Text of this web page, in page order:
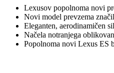
Lexusov popolnoma novi
Novi model prevzema
Eleganten, aerodinamičen
Načela notranjega
Popolnoma novi Lexus ES